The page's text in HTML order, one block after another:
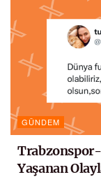
GÜNDEM
Trabzonspor-
Yaşanan